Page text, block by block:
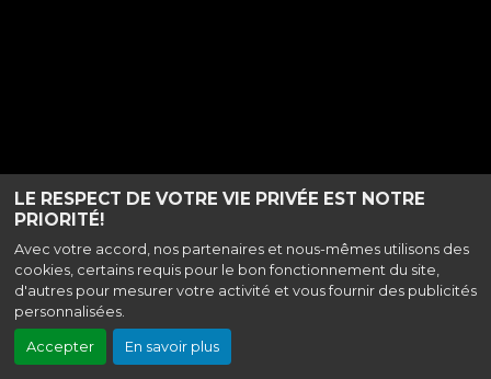
LE RESPECT DE VOTRE VIE PRIVÉE EST NOTRE
PRIORITÉ!
Avec votre accord, nos partenaires et nous-mêmes utilisons des
cookies, certains requis pour le bon fonctionnement du site,
d'autres pour mesurer votre activité et vous fournir des publicités
personnalisées.
Accepter En savoir plus